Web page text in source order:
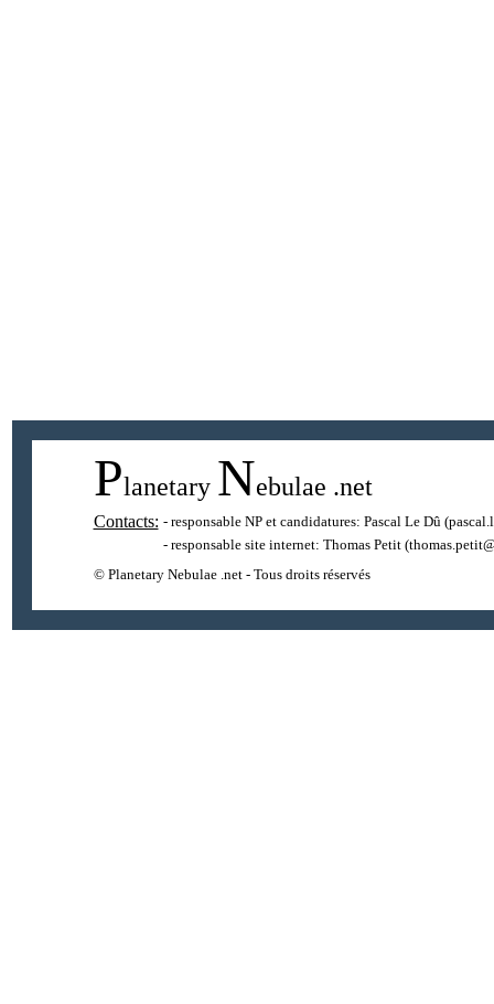
Planetary Nebulae .net
Contacts: - responsable NP et candidatures: Pascal Le Dû
- responsable site internet: Thomas Petit
© Planetary Nebulae .net - Tous droits réservés